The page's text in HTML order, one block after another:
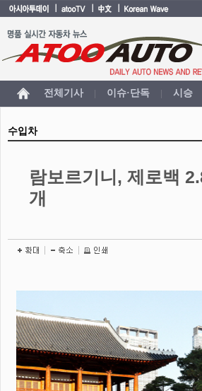
전체기사 | 이슈·단독 | 시승
수입차
람보르기니, 제로백
개